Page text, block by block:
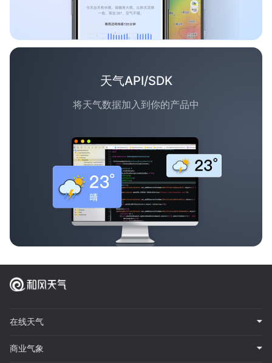
天气API/SDK
将天气数据加入到你的产品中
在线天气
商业气象